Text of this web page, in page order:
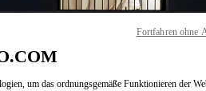
um das ordnungsgemäße Funktionieren der
Fortfahren ohne